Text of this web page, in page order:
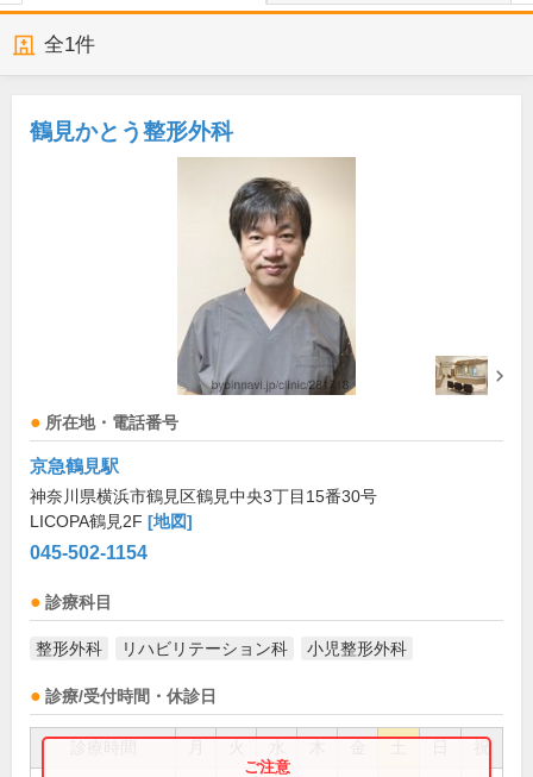
全1件
鶴見かとう整形外科
所在地・電話番号
京急鶴見駅
神奈川県横浜市鶴見区鶴見中央3丁目15番30号
LICOPA鶴見2F [地図]
045-502-1154
診療科目
整形外科 リハビリテーション科 小児整形外科
診療/受付時間・休診日
祝